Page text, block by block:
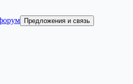
Предложения и связь